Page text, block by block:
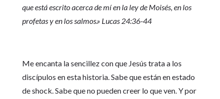
que está escrito acerca de mí en la ley de Moisés, en los
profetas y en los salmos.» Lucas 24:36-44
Me encanta la sencillez con que Jesús trata a los
discípulos en esta historia. Sabe que están en estado
de shock. Sabe que no pueden creer lo que ven. Y por